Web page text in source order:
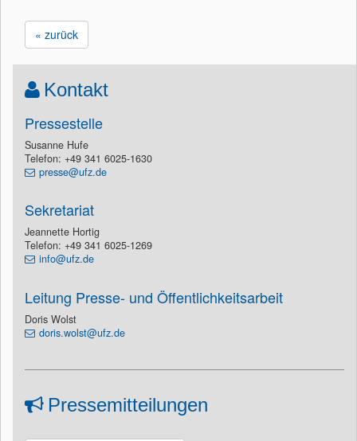
« zurück
Kontakt
Pressestelle
Susanne Hufe
Telefon: +49 341 6025-1630
presse@ufz.de
Sekretariat
Jeannette Hortig
Telefon: +49 341 6025-1269
info@ufz.de
Leitung Presse- und Öffentlichkeitsarbeit
Doris Wolst
doris.wolst@ufz.de
Pressemitteilungen